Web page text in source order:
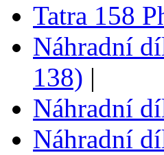
Tatra 158
Náhradní
138) |
Náhradní
Náhradní